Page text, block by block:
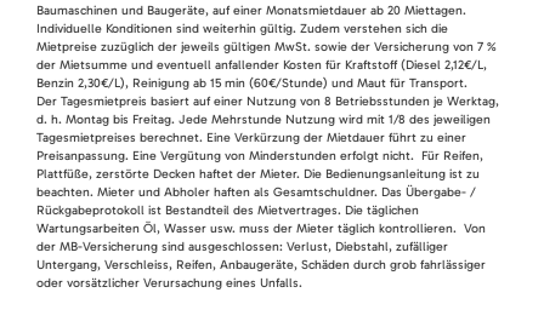
Baumaschinen und Baugeräte, auf einer Monatsmietdauer ab 20 Miettagen.
Individuelle Konditionen sind weiterhin gültig. Zudem verstehen sich die
Mietpreise zuzüglich der jeweils gültigen MwSt. sowie der Versicherung von 7 %
der Mietsumme und eventuell anfallender Kosten für Kraftstoff (Diesel 2,12€/L,
Benzin 2,30€/L), Reinigung ab 15 min (60€/Stunde) und Maut für Transport.
Der Tagesmietpreis basiert auf einer Nutzung von 8 Betriebsstunden je Werktag,
d. h. Montag bis Freitag. Jede Mehrstunde Nutzung wird mit 1/8 des jeweiligen
Tagesmietpreises berechnet. Eine Verkürzung der Mietdauer führt zu einer
Preisanpassung. Eine Vergütung von Minderstunden erfolgt nicht. Für Reifen,
Plattfüße, zerstörte Decken haftet der Mieter. Die Bedienungsanleitung ist zu
beachten. Mieter und Abholer haften als Gesamtschuldner. Das Übergabe- /
Rückgabeprotokoll ist Bestandteil des Mietvertrages. Die täglichen
Wartungsarbeiten Öl, Wasser usw. muss der Mieter täglich kontrollieren. Von
der MB-Versicherung sind ausgeschlossen: Verlust, Diebstahl, zufälliger
Untergang, Verschleiss, Reifen, Anbaugeräte, Schäden durch grob fahrlässiger
oder vorsätzlicher Verursachung eines Unfalls.